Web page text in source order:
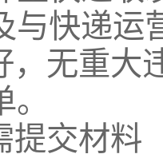
与快递运
，无重大
提交材料